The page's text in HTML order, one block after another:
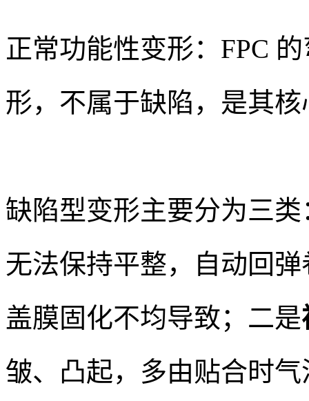
正常功能性变形：FPC
形，不属于缺陷，是其
缺陷型变形主要分为三类
无法保持平整，自动回
盖膜固化不均导致；二是
皱、凸起，多由贴合时